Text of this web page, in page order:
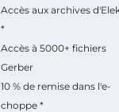
Accès aux archives
*
Accès à 5000+ fichiers
Gerber
10 % de remise dans l'e-
choppe *